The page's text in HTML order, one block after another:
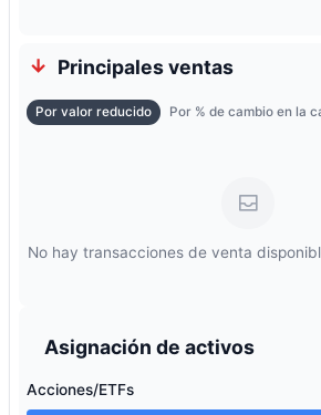
Principales ventas
Por valor reducido Por % de cambio en la
No hay transacciones de venta
Asignación de activos
Acciones/ETFs